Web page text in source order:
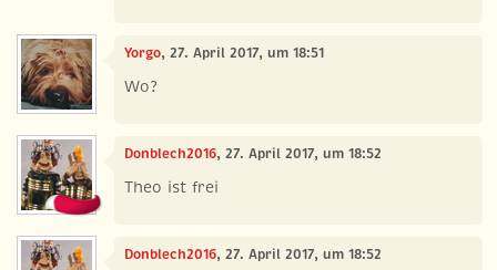
Yorgo, 27. April 2017, um 18:51
Wo?
Donblech2016, 27. April 2017, um 18:52
Theo ist frei
Donblech2016, 27. April 2017, um 18:52